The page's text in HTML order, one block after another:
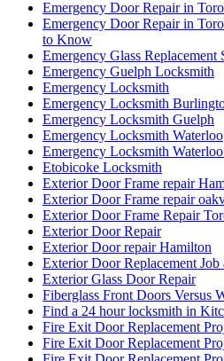
Emergency Door Repair in
Emergency Door Repair in
to Know
Emergency Glass Replacement
Emergency Guelph Locksmith
Emergency Locksmith
Emergency Locksmith
Emergency Locksmith Guelph
Emergency Locksmith Waterloo
Emergency Locksmith
Etobicoke Locksmith
Exterior Door Frame repair
Exterior Door Frame repair
Exterior Door Frame Repair
Exterior Door Repair
Exterior Door repair Hamilton
Exterior Door Replacement
Exterior Glass Door Repair
Fiberglass Front Doors Versus
Find a 24 hour locksmith in
Fire Exit Door Replacement
Fire Exit Door Replacement